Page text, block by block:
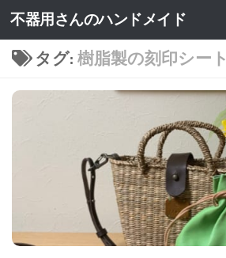
不器用さんのハンドメイド
タグ: 樹脂製の刻印シート